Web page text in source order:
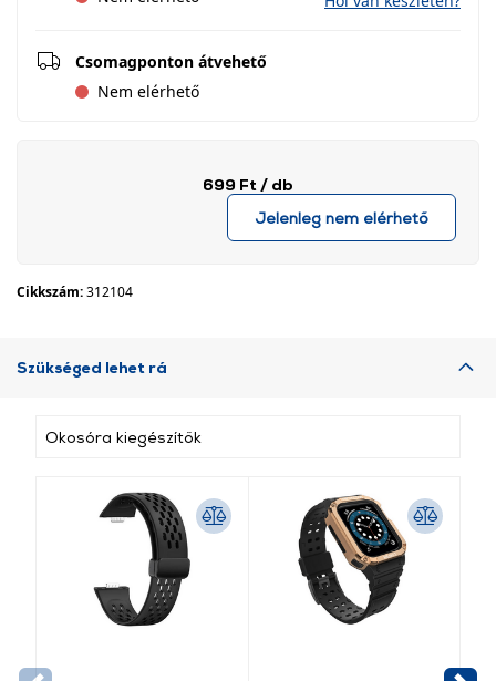
Csomagponton átvehető
Nem elérhető
699 Ft / db
Jelenleg nem elérhető
Cikkszám:312104
Szükséged lehet rá
Okosóra kiegészítők